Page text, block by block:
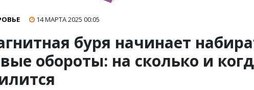
14 МАРТА 2025 00:05
буря начинает
обороты: на сколько и